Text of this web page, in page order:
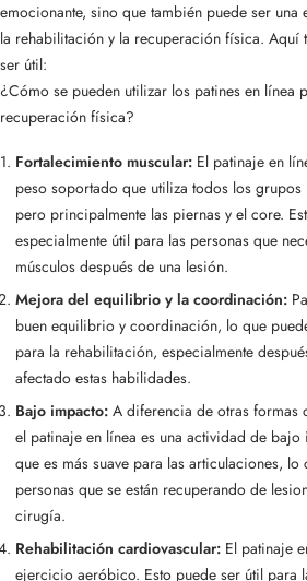
emocionante, sino que también puede ser una
la rehabilitación y la recuperación física. Aquí
ser útil:
¿Cómo se pueden utilizar los patines en línea
recuperación física?
Fortalecimiento muscular: El patinaje en
peso soportado que utiliza todos los
pero principalmente las piernas y el core.
especialmente útil para las personas que
músculos después de una lesión.
Mejora del equilibrio y la coordinación:
buen equilibrio y coordinación, lo que
para la rehabilitación, especialmente
afectado estas habilidades.
Bajo impacto: A diferencia de otras
el patinaje en línea es una actividad de
que es más suave para las articulaciones,
personas que se están recuperando de
cirugía.
Rehabilitación cardiovascular: El patinaje
ejercicio aeróbico. Esto puede ser útil para